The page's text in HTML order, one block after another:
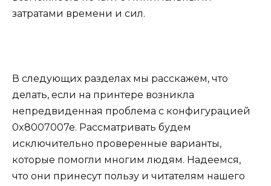
затратами времени и сил.
В следующих разделах мы расскажем, что
делать, если на принтере возникла
непредвиденная проблема с конфигурацией
0x8007007e. Рассматривать будем
исключительно проверенные варианты,
которые помогли многим людям. Надеемся,
что они принесут пользу и читателям нашего